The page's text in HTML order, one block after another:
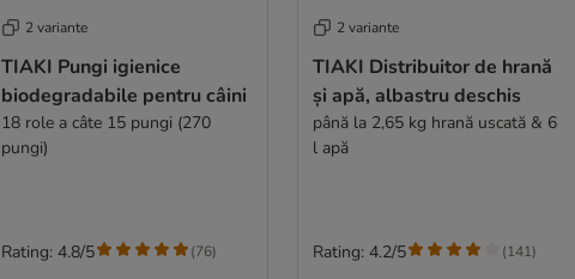
2 variante
TIAKI Pungi igienice
biodegradabile pentru câini
18 role a câte 15 pungi (270
pungi)
Rating: 4.8/5 (76)
2 variante
TIAKI Distribuitor de hrană
și apă, albastru deschis
până la 2,65 kg hrană uscată & 6
l apă
Rating: 4.2/5 (141)